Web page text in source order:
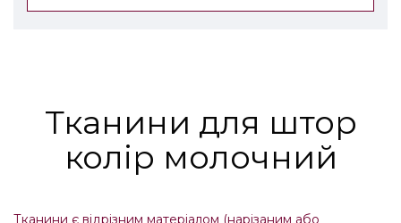
Тканини для штор
колір молочний
Тканини є відрізним матеріалом (нарізаним або